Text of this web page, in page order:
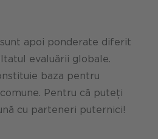
apoi ponderate diferit
evaluării globale.
baza pentru
Pentru că puteți
cu parteneri puternici!